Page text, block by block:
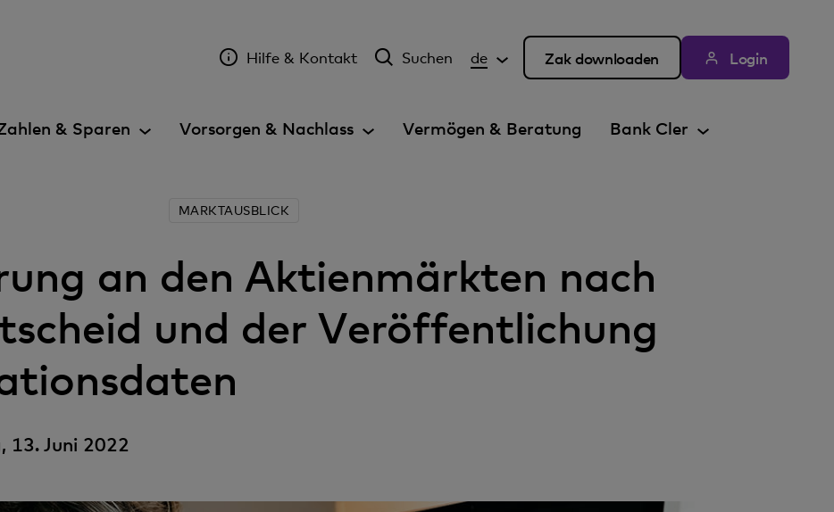
Hilfe & Kontakt Suchen de Zak downloaden Login
& Sparen Vorsorgen & Nachlass Vermögen & Beratung Bank Cler
MARKTAUSBLICK
an den Aktienmärkten nach
und der Veröffentlichung
13. Juni 2022